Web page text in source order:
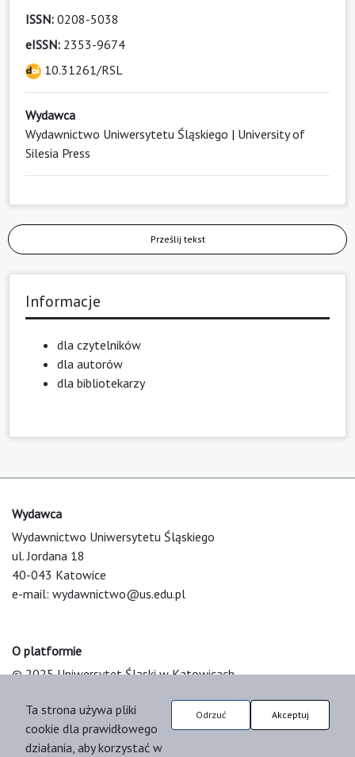
ISSN: 0208-5038
eISSN: 2353-9674
10.31261/RSL
Wydawca
Wydawnictwo Uniwersytetu Śląskiego | University of
Silesia Press
Prześlij tekst
Informacje
dla czytelników
dla autorów
dla bibliotekarzy
Wydawca
Wydawnictwo Uniwersytetu Śląskiego
ul. Jordana 18
40-043 Katowice
e-mail: wydawnictwo@us.edu.pl
O platformie
© 2025 Uniwersytet Śląski w Katowicach
Platform & Workflow by OJS/PKP
Ta strona używa pliki
cookie dla prawidłowego
działania, aby korzystać w
Odrzuć Akceptuj